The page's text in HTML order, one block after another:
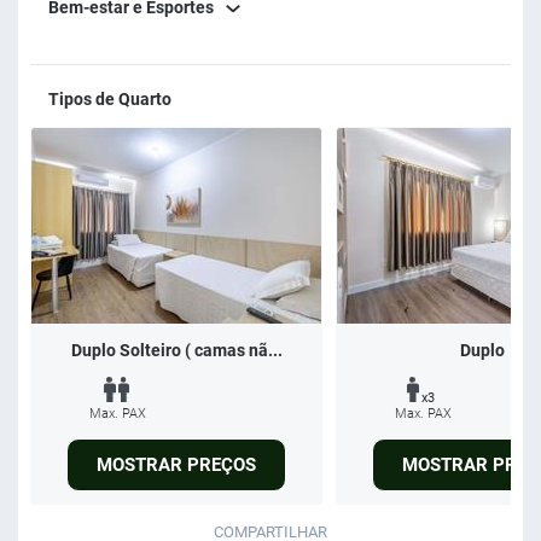
Bem-estar e Esportes
Tipos de Quarto
Duplo Solteiro ( camas nã...
Max. PAX
MOSTRAR PREÇOS
Duplo
x3
Max. PAX
MOSTRAR
COMPARTILHAR